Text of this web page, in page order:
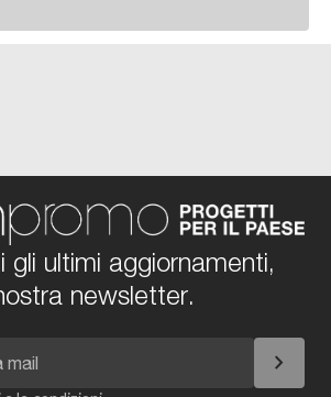
gli ultimi aggiornamenti,
newsletter.
chevron_right